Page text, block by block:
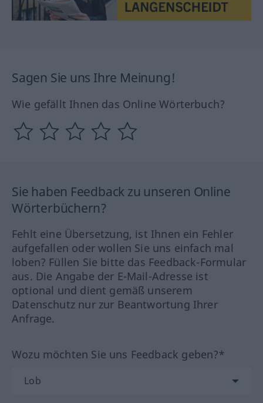
Sagen Sie uns Ihre Meinung!
Wie gefällt Ihnen das Online Wörterbuch?
Sie haben Feedback zu unseren Online
Wörterbüchern?
Fehlt eine Übersetzung, ist Ihnen ein Fehler
aufgefallen oder wollen Sie uns einfach mal
loben? Füllen Sie bitte das Feedback-Formular
aus. Die Angabe der E-Mail-Adresse ist
optional und dient gemäß unserem
Datenschutz nur zur Beantwortung Ihrer
Anfrage.
Wozu möchten Sie uns Feedback geben?*